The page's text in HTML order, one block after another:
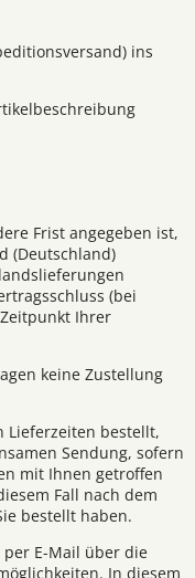
ins
Frist angegeben ist,
(Deutschland)
(bei
Ihrer
keine Zustellung
Lieferzeiten bestellt,
Sendung, sofern
mit Ihnen getroffen
Fall nach dem
bestellt haben.
E-Mail über die
In diesem